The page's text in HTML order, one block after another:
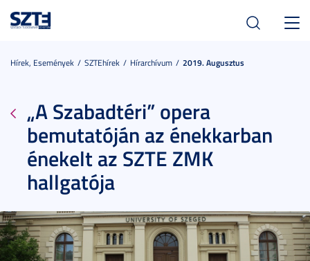
Hírek, Események SZTEhírek Hírarchívum 2019. Augusztus
„A Szabadtéri” opera
bemutatóján az énekkarban
énekelt az SZTE ZMK
hallgatója